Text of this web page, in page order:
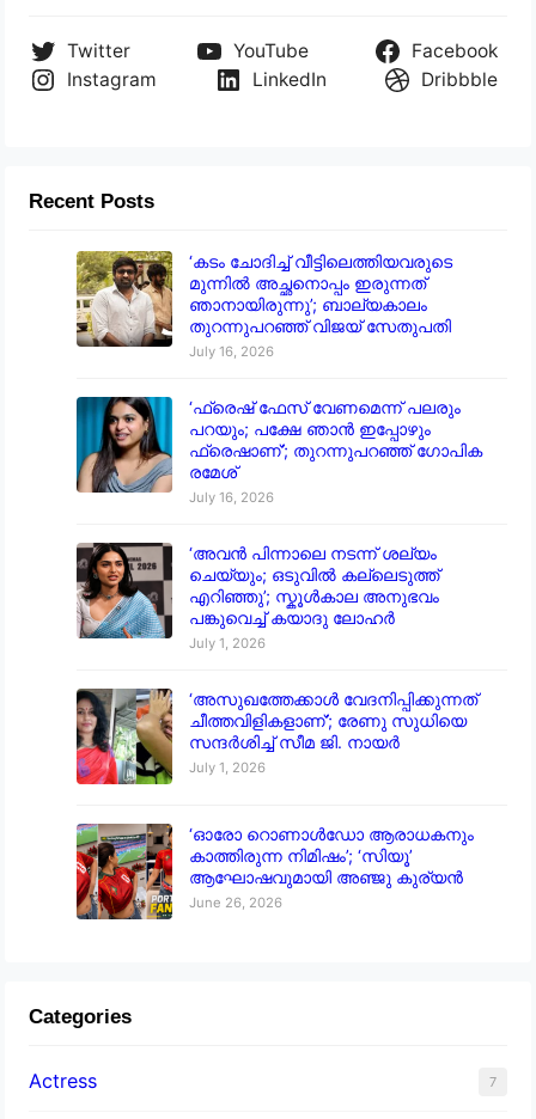
Twitter YouTube
Facebook
Instagram
LinkedIn Dribbble
Recent Posts
‘കടം ചോദിച്ച് വീട്ടിലെത്തിയവരുടെ
മുന്നിൽ അച്ഛനൊപ്പം ഇരുന്നത്
ഞാനായിരുന്നു’; ബാല്യകാലം
തുറന്നുപറഞ്ഞ് വിജയ് സേതുപതി
July 16, 2026
‘ഫ്രെഷ് ഫേസ് വേണമെന്ന് പലരും
പറയും; പക്ഷേ ഞാൻ ഇപ്പോഴും
ഫ്രെഷാണ്’; തുറന്നുപറഞ്ഞ് ഗോപിക
രമേശ്
July 16, 2026
‘അവൻ പിന്നാലെ നടന്ന് ശല്യം
ചെയ്യും; ഒടുവിൽ കല്ലെടുത്ത്
എറിഞ്ഞു’; സ്കൂൾകാല അനുഭവം
പങ്കുവെച്ച് കയാദു ലോഹർ
July 1, 2026
‘അസുഖത്തേക്കാൾ വേദനിപ്പിക്കുന്നത്
ചീത്തവിളികളാണ്’; രേണു സുധിയെ
സന്ദർശിച്ച് സീമ ജി. നായർ
July 1, 2026
‘ഓരോ റൊണാൾഡോ ആരാധകനും
കാത്തിരുന്ന നിമിഷം’; ‘സിയൂ’
ആഘോഷവുമായി അഞ്ജു കുര്യൻ
June 26, 2026
Categories
Actress 7